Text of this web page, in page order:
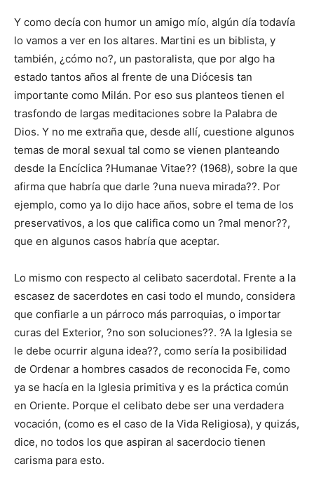
Y como decía con humor un amigo mío, algún día todavía
lo vamos a ver en los altares. Martini es un biblista, y
también, ¿cómo no?, un pastoralista, que por algo ha
estado tantos años al frente de una Diócesis tan
importante como Milán. Por eso sus planteos tienen el
trasfondo de largas meditaciones sobre la Palabra de
Dios. Y no me extraña que, desde allí, cuestione algunos
temas de moral sexual tal como se vienen planteando
desde la Encíclica ?Humanae Vitae?? (1968), sobre la que
afirma que habría que darle ?una nueva mirada??. Por
ejemplo, como ya lo dijo hace años, sobre el tema de los
preservativos, a los que califica como un ?mal menor??,
que en algunos casos habría que aceptar.
Lo mismo con respecto al celibato sacerdotal. Frente a la
escasez de sacerdotes en casi todo el mundo, considera
que confiarle a un párroco más parroquias, o importar
curas del Exterior, ?no son soluciones??. ?A la Iglesia se
le debe ocurrir alguna idea??, como sería la posibilidad
de Ordenar a hombres casados de reconocida Fe, como
ya se hacía en la Iglesia primitiva y es la práctica común
en Oriente. Porque el celibato debe ser una verdadera
vocación, (como es el caso de la Vida Religiosa), y quizás,
dice, no todos los que aspiran al sacerdocio tienen
carisma para esto.